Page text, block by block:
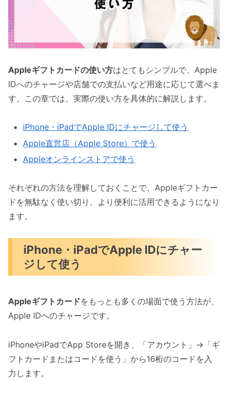
Appleギフトカードの使い方はとてもシンプルで、Apple
IDへのチャージや店舗での支払いなど用途に応じて選べま
す。この章では、実際の使い方を具体的に解説します。
iPhone・iPadでApple IDにチャージして使う
Apple直営店（Apple Store）で使う
Appleオンラインストアで使う
それぞれの方法を理解しておくことで、Appleギフトカー
ドを無駄なく使い切り、より便利に活用できるようになり
ます。
iPhone・iPadでApple IDにチャー
ジして使う
Appleギフトカードをもっとも多くの場面で使う方法が、
Apple IDへのチャージです。
iPhoneやiPadでApp Storeを開き、「アカウント」→「ギ
フトカードまたはコードを使う」から16桁のコードを入
力します。